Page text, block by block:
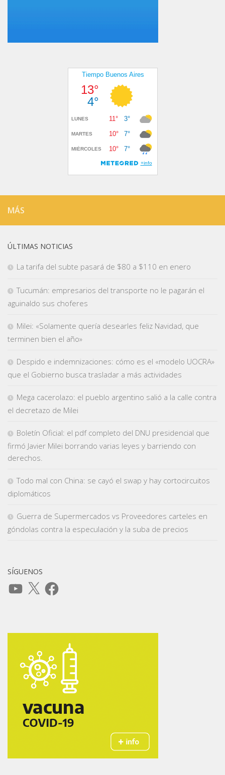
MÁS
ÚLTIMAS NOTICIAS
La tarifa del subte pasará de $80 a $110 en enero
Tucumán: empresarios del transporte no le pagarán el
aguinaldo sus choferes
Milei: «Solamente quería desearles feliz Navidad, que
terminen bien el año»
Despido e indemnizaciones: cómo es el «modelo UOCRA»
que el Gobierno busca trasladar a más actividades
Mega cacerolazo: el pueblo argentino salió a la calle contra
el decretazo de Milei
Boletín Oficial: el pdf completo del DNU presidencial que
firmó Javier Milei borrando varias leyes y barriendo con
derechos.
Todo mal con China: se cayó el swap y hay cortocircuitos
diplomáticos
Guerra de Supermercados vs Proveedores carteles en
góndolas contra la especulación y la suba de precios
SÍGUENOS
YouTube
X Facebook